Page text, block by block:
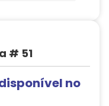
# 51
no